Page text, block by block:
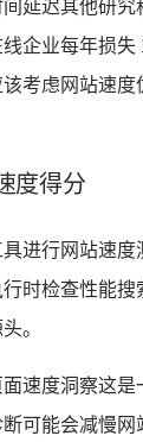
间延迟其他研究
企业每年损失
考虑网站速度
度得分
进行网站速度
时检查性能搜
。
速度洞察这是
可能会减慢网